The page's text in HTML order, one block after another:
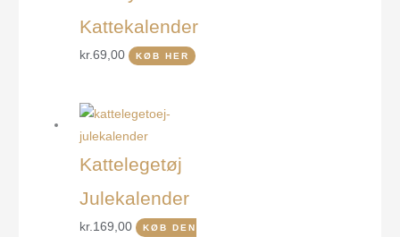
Kattekalender
kr.69,00 KØB HER
Kattelegetøj
Julekalender
kr.169,00 KØB DEN